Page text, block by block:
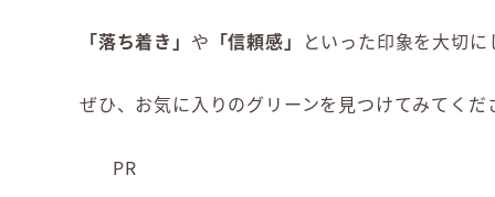
「落ち着き」 や 「信頼感」 といった印象を大切
ぜひ、お気に入りのグリーンを見つけてみてくだ
PR